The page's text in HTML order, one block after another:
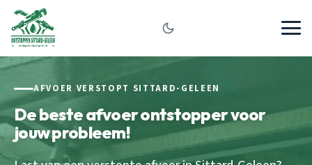
AFVOER VERSTOPT SITTARD-GELEEN
De beste afvoer ontstopper voor
jouw probleem!